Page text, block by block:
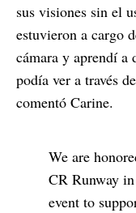
sus visiones sin el
estuvieron a cargo
cámara y aprendí a
podía ver a través
comentó Carine.
We are
CR Runway
event to